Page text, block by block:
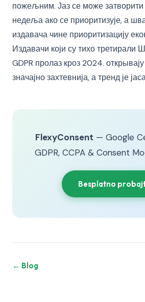
пожељним. Јаз се може затворити
недеља ако се приоритизује, а
издавача чине приоритизацију
Издавачи који су тихо третирали
GDPR пролаз кроз 2024.
значајно захтевнија, а тренд је
FlexyConsent — Google
GDPR, CCPA & Consent
Besplatno
← Blog